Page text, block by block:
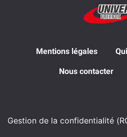
Mentions légales
Nous contacter
Gestion de la confidentialité